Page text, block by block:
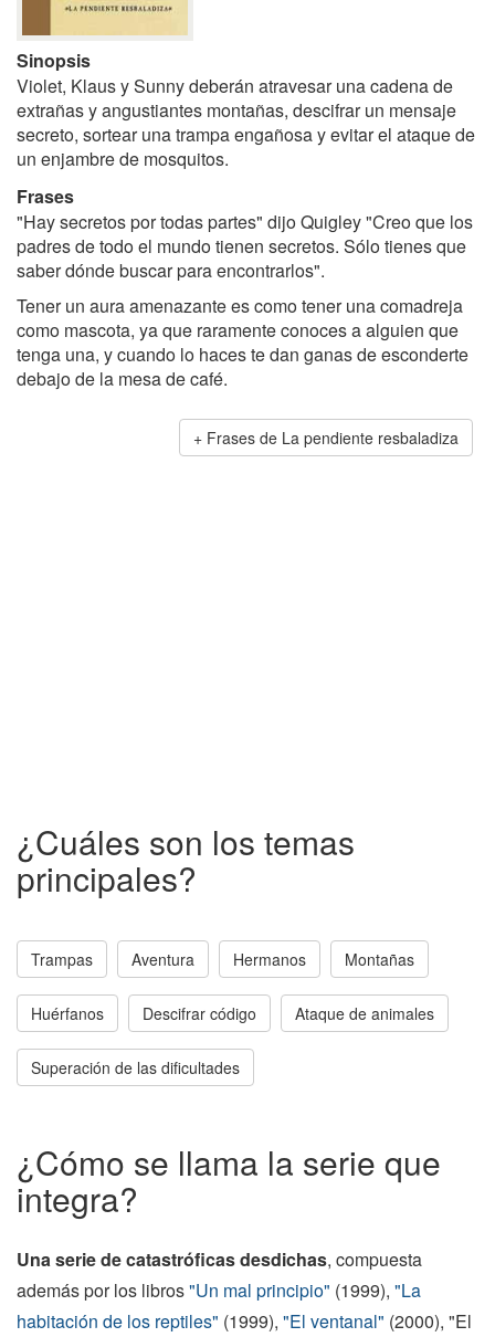
Sinopsis
Violet, Klaus y Sunny deberán atravesar una cadena de
extrañas y angustiantes montañas, descifrar un mensaje
secreto, sortear una trampa engañosa y evitar el ataque de
un enjambre de mosquitos.
Frases
"Hay secretos por todas partes" dijo Quigley "Creo que los
padres de todo el mundo tienen secretos. Sólo tienes que
saber dónde buscar para encontrarlos".
Tener un aura amenazante es como tener una comadreja
como mascota, ya que raramente conoces a alguien que
tenga una, y cuando lo haces te dan ganas de esconderte
debajo de la mesa de café.
Frases de La pendiente resbaladiza
¿Cuáles son los temas
principales?
Trampas Aventura Hermanos Montañas
Huérfanos Descifrar código Ataque de animales
Superación de las dificultades
¿Cómo se llama la serie que
integra?
Una serie de catastróficas desdichas, compuesta
además por los libros"Un mal principio" (1999), "La
habitación de los reptiles" (1999), "El ventanal" (2000), "El